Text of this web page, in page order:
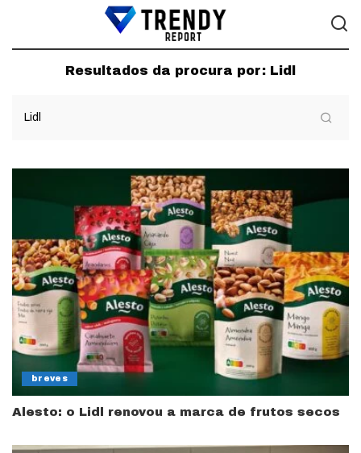
Resultados da procura por: Lidl
breves
Alesto: o Lidl renovou a marca de frutos secos